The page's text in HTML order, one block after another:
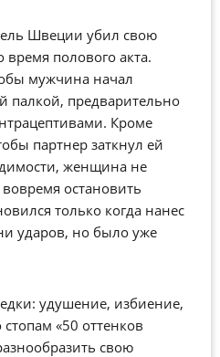
Швеции убил свою
полового акта.
мужчина начал
палкой, предварительно
Кроме
партнер заткнул ей
женщина не
остановить
только когда нанес
ударов, но было уже
удушение, избиение,
«50 оттенков
свою